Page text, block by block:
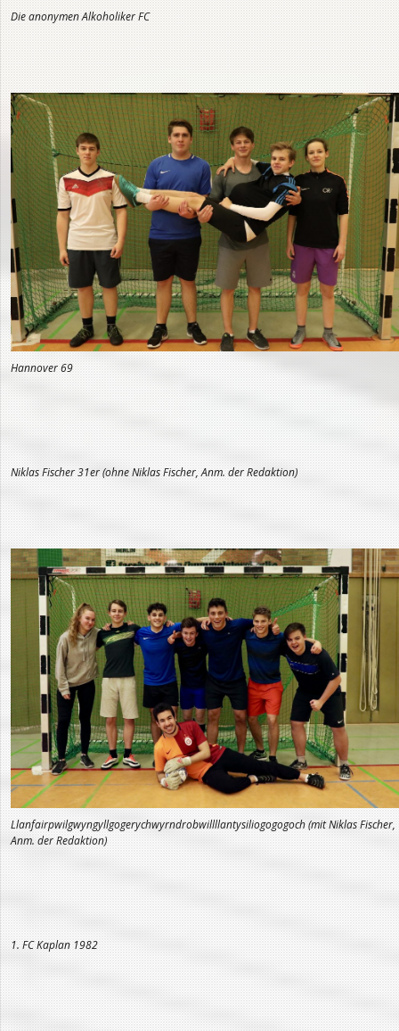
Die anonymen Alkoholiker FC
Hannover 69
Niklas Fischer 31er (ohne Niklas Fischer, Anm. der Redaktion)
Llanfairpwilgwyngyllgogerychwyrndrobwillllantysiliogogogoch (mit Niklas Fischer,
Anm. der Redaktion)
1. FC Kaplan 1982